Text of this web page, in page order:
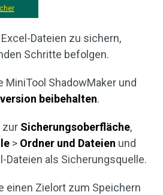
Dateien zu sichern,
Schritte befolgen.
MiniTool ShadowMaker und
beibehalten.
zur Sicherungsoberfläche,
> Ordner und Dateien und
Dateien als Sicherungsquelle.
einen Zielort zum Speichern